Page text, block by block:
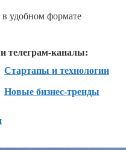
удобном формате
телеграм-каналы:
Стартапы и технологии
Новые бизнес-тренды